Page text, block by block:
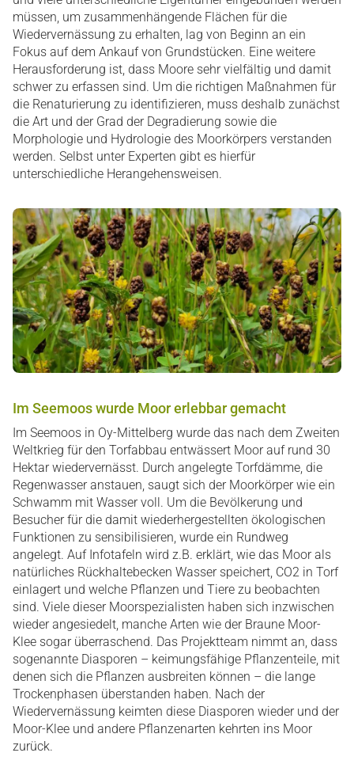
müssen, um zusammenhängende Flächen für die
Wiedervernässung zu erhalten, lag von Beginn an ein
Fokus auf dem Ankauf von Grundstücken. Eine weitere
Herausforderung ist, dass Moore sehr vielfältig und damit
schwer zu erfassen sind. Um die richtigen Maßnahmen für
die Renaturierung zu identifizieren, muss deshalb zunächst
die Art und der Grad der Degradierung sowie die
Morphologie und Hydrologie des Moorkörpers verstanden
werden. Selbst unter Experten gibt es hierfür
unterschiedliche Herangehensweisen.
Im Seemoos wurde Moor erlebbar gemacht
Im Seemoos in Oy-Mittelberg wurde das nach dem Zweiten
Weltkrieg für den Torfabbau entwässert Moor auf rund 30
Hektar wiedervernässt. Durch angelegte Torfdämme, die
Regenwasser anstauen, saugt sich der Moorkörper wie ein
Schwamm mit Wasser voll. Um die Bevölkerung und
Besucher für die damit wiederhergestellten ökologischen
Funktionen zu sensibilisieren, wurde ein Rundweg
angelegt. Auf Infotafeln wird z.B. erklärt, wie das Moor als
natürliches Rückhaltebecken Wasser speichert, CO2 in Torf
einlagert und welche Pflanzen und Tiere zu beobachten
sind. Viele dieser Moorspezialisten haben sich inzwischen
wieder angesiedelt, manche Arten wie der Braune Moor-
Klee sogar überraschend. Das Projektteam nimmt an, dass
sogenannte Diasporen – keimungsfähige Pflanzenteile, mit
denen sich die Pflanzen ausbreiten können – die lange
Trockenphasen überstanden haben. Nach der
Wiedervernässung keimten diese Diasporen wieder und der
Moor-Klee und andere Pflanzenarten kehrten ins Moor
zurück.